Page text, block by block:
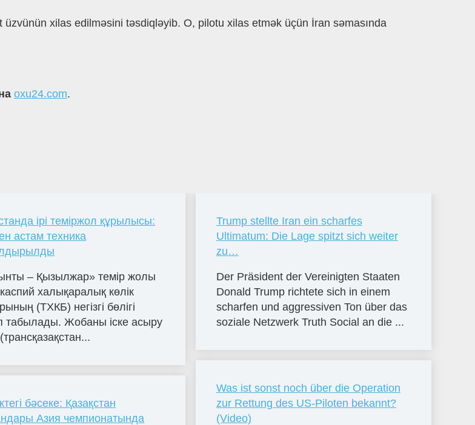
üzvünün xilas edilməsini təsdiqləyib. O, pilotu xilas etmək üçün İran səmasında
oxu24.com.
ірі теміржол құрылысы:
астам техника
– Қызылжар» темір жолы
халықаралық көлік
(ТХКБ) негізгі бөлігі
табылады. Жобаны іске асыру
бәсеке: Қазақстан
Азия чемпионатында
Trump stellte Iran ein scharfes
Ultimatum: Die Lage spitzt sich weiter
zu…
Der Präsident der Vereinigten Staaten
Donald Trump richtete sich in einem
scharfen und aggressiven Ton über das
soziale Netzwerk Truth Social an die ...
Was ist sonst noch über die Operation
zur Rettung des US-Piloten bekannt?
(Video)